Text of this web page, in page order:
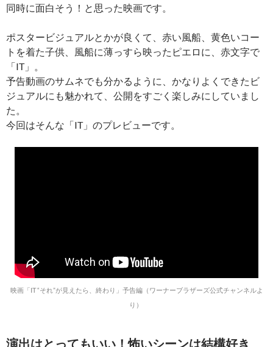
同時に面白そう！と思った映画です。
ポスタービジュアルとかが良くて、赤い風船、黄色いコー
トを着た子供、風船に薄っすら映ったピエロに、赤文字で
「IT」。
予告動画のサムネでも分かるように、かなりよくできたビ
ジュアルにも魅かれて、公開をすごく楽しみにしていまし
た。
今回はそんな「IT」のプレビューです。
映画「IT “それ”が見えたら、終わり」予告編（ワーナーブラザーズ公式チャンネルよ
り）
演出はとってもいい！怖いシーンは結構好き